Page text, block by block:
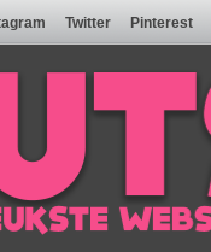
Twitter Pinterest